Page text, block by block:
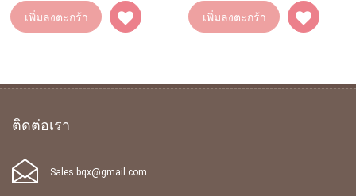
เพิ่มลงตะกร้า เพิ่มลงตะกร้า
ติดต่อเรา
Sales.bqx@gmail.com